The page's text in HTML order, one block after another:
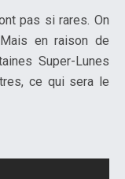
pas si rares. On
en raison de
Super-Lunes
ce qui sera le